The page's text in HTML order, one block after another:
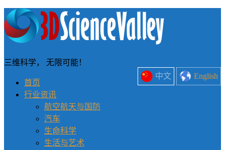
中文 English
三维科学， 无限可能！
首页
行业资讯
航空航天与国防
汽车
生命科学
生活与艺术